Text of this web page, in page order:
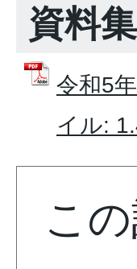
資料集
令和5
イル:
こ